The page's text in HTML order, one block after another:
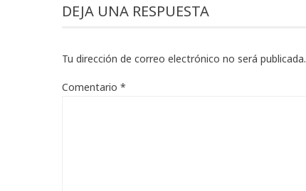
DEJA UNA RESPUESTA
Tu dirección de correo electrónico no será publicada.
Comentario *